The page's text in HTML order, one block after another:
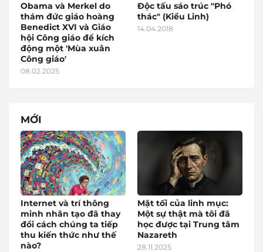
Obama và Merkel do
thám đức giáo hoàng
Benedict XVI và Giáo
hội Công giáo để kích
động một 'Mùa xuân
Công giáo'
08.02.2025
Độc tấu sáo trúc "Phó
thác" (Kiều Linh)
14.04.2018
MỚI
Internet và trí thông
minh nhân tạo đã thay
đổi cách chúng ta tiếp
thu kiến thức như thế
nào?
Mặt tối của linh mục:
Một sự thật mà tôi đã
học được tại Trung tâm
Nazareth
28.11.2025